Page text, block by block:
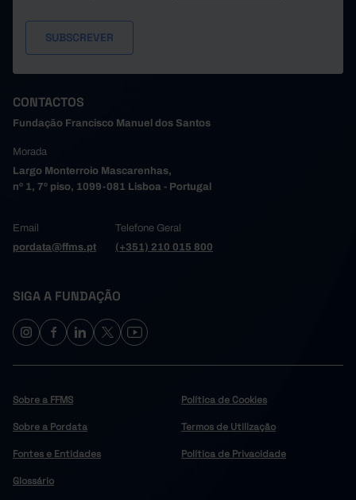
CONTACTOS
Fundação Francisco Manuel dos Santos
Morada
Largo Monterroio Mascarenhas,
nº 1, 7º piso, 1099-081 Lisboa - Portugal
Email
pordata@ffms.pt
Telefone Geral
(+351) 210 015 800
SIGA A FUNDAÇÃO
Sobre a FFMS
Sobre a Pordata
Fontes e Entidades
Glossário
Política de Cookies
Termos de Utilização
Política de Privacidade